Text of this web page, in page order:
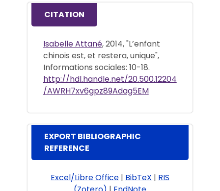
CITATION
Isabelle Attané, 2014, "L’enfant
chinois est, et restera, unique",
Informations sociales: 10-18.
http://hdl.handle.net/20.500.12204
/AWRH7xv6gpz89Adag5EM
EXPORT BIBLIOGRAPHIC
REFERENCE
Excel/Libre Office | BibTeX | RIS